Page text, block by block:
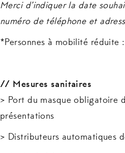
Merci d’indiquer la date
numéro de téléphone et
*Personnes à mobilité réduite
// Mesures sanitaires
> Port du masque obligatoire
présentations
> Distributeurs automatiques